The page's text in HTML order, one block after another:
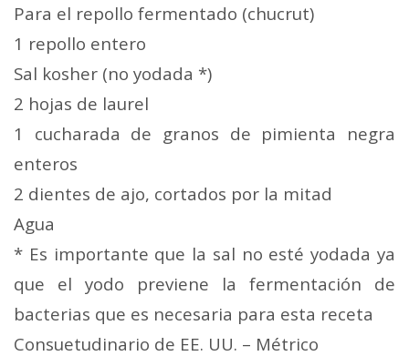
Para el repollo fermentado (chucrut)
1 repollo entero
Sal kosher (no yodada *)
2 hojas de laurel
1 cucharada de granos de pimienta negra
enteros
2 dientes de ajo, cortados por la mitad
Agua
* Es importante que la sal no esté yodada ya
que el yodo previene la fermentación de
bacterias que es necesaria para esta receta
Consuetudinario de EE. UU. – Métrico